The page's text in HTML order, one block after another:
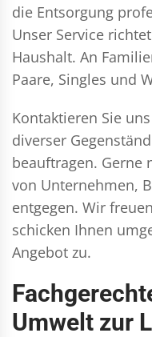
die Entsorgung
Unser Service
Haushalt. An
Paare, Singles und
Kontaktieren Sie
diverser
beauftragen. Gerne
von Unternehmen,
entgegen. Wir
schicken Ihnen
Angebot zu.
Umwelt zur